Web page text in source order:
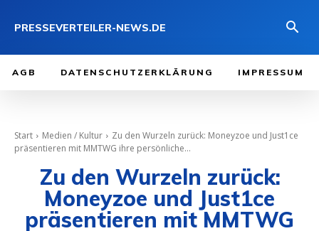
PRESSEVERTEILER-NEWS.DE
AGB DATENSCHUTZERKLÄRUNG IMPRESSUM
Start Medien / Kultur
Zu den Wurzeln zurück: Moneyzoe und Just1ce
präsentieren mit MMTWG ihre persönliche...
Zu den Wurzeln zurück:
Moneyzoe und Just1ce
präsentieren mit MMTWG